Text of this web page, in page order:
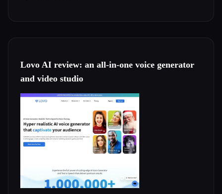
Lovo AI review: an all-in-one voice generator
and video studio